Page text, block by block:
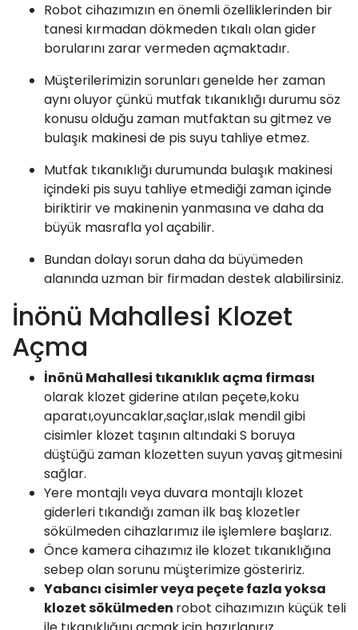
Robot cihazımızın en önemli özelliklerinden bir
tanesi kırmadan dökmeden tıkalı olan gider
borularını zarar vermeden açmaktadır.
Müşterilerimizin sorunları genelde her zaman
aynı oluyor çünkü mutfak tıkanıklığı durumu söz
konusu olduğu zaman mutfaktan su gitmez ve
bulaşık makinesi de pis suyu tahliye etmez.
Mutfak tıkanıklığı durumunda bulaşık makinesi
içindeki pis suyu tahliye etmediği zaman içinde
biriktirir ve makinenin yanmasına ve daha da
büyük masrafla yol açabilir.
Bundan dolayı sorun daha da büyümeden
alanında uzman bir firmadan destek alabilirsiniz.
İnönü Mahallesi Klozet
Açma
İnönü Mahallesi tıkanıklık açma firması
olarak klozet giderine atılan peçete,koku
aparatı,oyuncaklar,saçlar,ıslak mendil gibi
cisimler klozet taşının altındaki S boruya
düştüğü zaman klozetten suyun yavaş gitmesini
sağlar.
Yere montajlı veya duvara montajlı klozet
giderleri tıkandığı zaman ilk baş klozetler
sökülmeden cihazlarımız ile işlemlere başlarız.
Önce kamera cihazımız ile klozet tıkanıklığına
sebep olan sorunu müşterimize gösteririz.
Yabancı cisimler veya peçete fazla yoksa
klozet sökülmeden robot cihazımızın küçük teli